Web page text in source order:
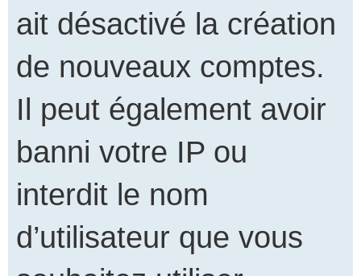
ait désactivé la création
de nouveaux comptes.
Il peut également avoir
banni votre IP ou
interdit le nom
d’utilisateur que vous